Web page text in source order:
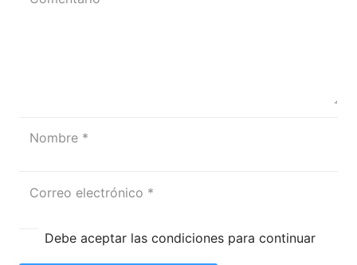
Debe aceptar las condiciones para continuar